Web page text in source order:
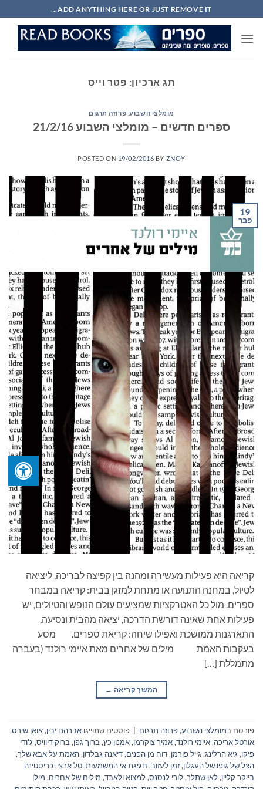
to
content
ADD ANYTHING HERE OR JUST REMOVE IT...
תג ארכיון: פטר וייס
מומלצי השבוע, פרוזה תרגום
ספרים חדשים – מומלצי השבוע 21/2/16
POSTED ON 19/02/2016 BY ZNOY
19
פבר
קריאה היא פעילות מעשירה ומהנה בין קפיצה לבריכה, ליציאה
לטיול, במחנה התנועה או מתחת למזגן בבית: קריאה במבחר
ספרים. מול כל האטרקציות שמציעים עולם הנופש והטיולים, יש
פעילות אחת שאינה דורשת הדרכה, יציאה מהבית ונסיעה,
התארגנות ממושכת ואפילו שיחה: קריאת ספרים. מסע
בעקבות האמת מילים של אחרים מאת איימי רולנד (בעברה
מתמללת […]
המשך קריאה →
פורסם במומלצי השבוע,פרוזה תרגום פוסטים שתוייגו אברהם יבין,אואן שירס,
אורטל אריכה,איימי רולנד,אמיר צוקרמן,אמנון כץ, ברוך גפן, ברוק דיוויס, ג'ודי
פיקו, גיא הרלינג, גייל פורמן,דוח מן הפנים,דיאנה גבלדון,האמת על אבא שלך,
הצל של גופו של העגלון,זמן לעזוב, חגיגת אי המשמעות,טל ארצי, כריסטינה
בייקר קליין,לאן שתלך,לורי לנסנס,למצוא ולאבד, מילים של אחרים, מילן